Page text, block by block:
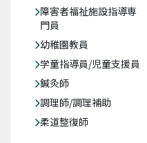
障害者福祉施設指導専
門員
幼稚園教員
学童指導員/児童支援員
鍼灸師
調理師/調理補助
柔道整復師